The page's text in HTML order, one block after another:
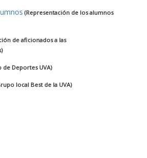
(Representación de los alumnos
de aficionados a las
de Deportes UVA)
local Best de la UVA)